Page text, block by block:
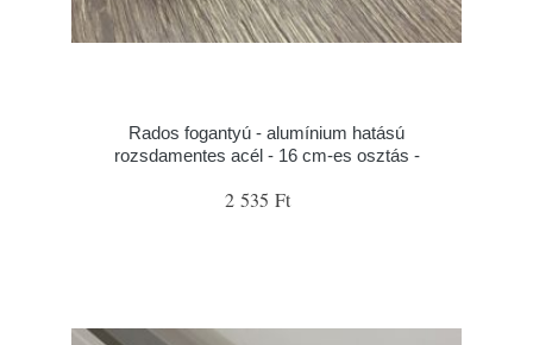
Rados fogantyú - alumínium hatású
rozsdamentes acél - 16 cm-es osztás -
2 535 Ft